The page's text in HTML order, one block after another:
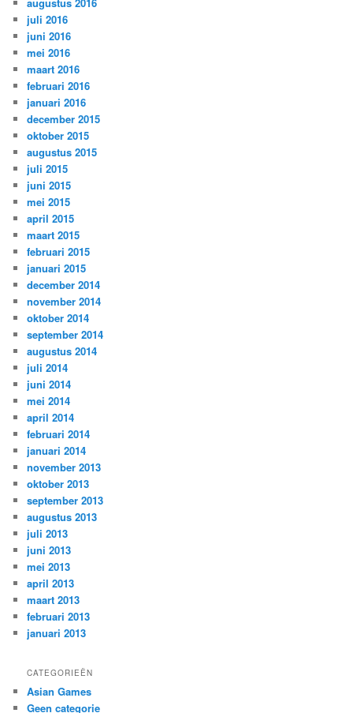
augustus 2016
juli 2016
juni 2016
mei 2016
maart 2016
februari 2016
januari 2016
december 2015
oktober 2015
augustus 2015
juli 2015
juni 2015
mei 2015
april 2015
maart 2015
februari 2015
januari 2015
december 2014
november 2014
oktober 2014
september 2014
augustus 2014
juli 2014
juni 2014
mei 2014
april 2014
februari 2014
januari 2014
november 2013
oktober 2013
september 2013
augustus 2013
juli 2013
juni 2013
mei 2013
april 2013
maart 2013
februari 2013
januari 2013
CATEGORIEËN
Asian Games
Geen categorie